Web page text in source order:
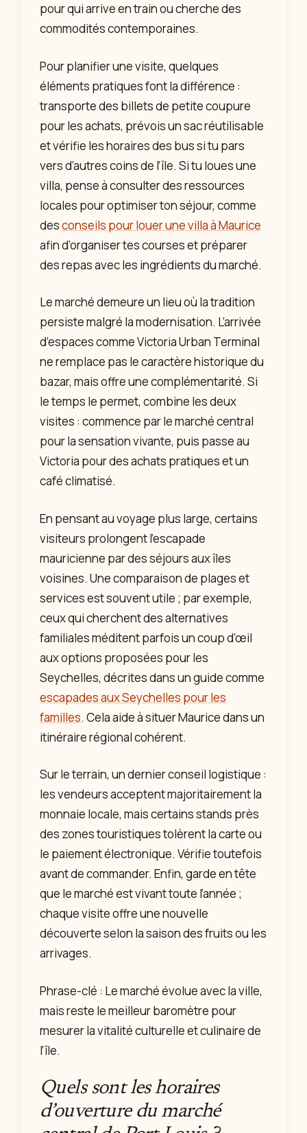
pour qui arrive en train ou cherche des
commodités contemporaines.
Pour planifier une visite, quelques
éléments pratiques font la différence :
transporte des billets de petite coupure
pour les achats, prévois un sac réutilisable
et vérifie les horaires des bus si tu pars
vers d’autres coins de l’île. Si tu loues une
villa, pense à consulter des ressources
locales pour optimiser ton séjour, comme
desconseils pour louer une villa à Maurice
afin d’organiser tes courses et préparer
des repas avec les ingrédients du marché.
Le marché demeure un lieu où la tradition
persiste malgré la modernisation. L’arrivée
d’espaces comme Victoria Urban Terminal
ne remplace pas le caractère historique du
bazar, mais offre une complémentarité. Si
le temps le permet, combine les deux
visites : commence par le marché central
pour la sensation vivante, puis passe au
Victoria pour des achats pratiques et un
café climatisé.
En pensant au voyage plus large, certains
visiteurs prolongent l’escapade
mauricienne par des séjours aux îles
voisines. Une comparaison de plages et
services est souvent utile ; par exemple,
ceux qui cherchent des alternatives
familiales méditent parfois un coup d’œil
aux options proposées pour les
Seychelles, décrites dans un guide comme
escapades aux Seychelles pour les
familles. Cela aide à situer Maurice dans un
itinéraire régional cohérent.
Sur le terrain, un dernier conseil logistique :
les vendeurs acceptent majoritairement la
monnaie locale, mais certains stands près
des zones touristiques tolèrent la carte ou
le paiement électronique. Vérifie toutefois
avant de commander. Enfin, garde en tête
que le marché est vivant toute l’année ;
chaque visite offre une nouvelle
découverte selon la saison des fruits ou les
arrivages.
Phrase-clé : Le marché évolue avec la ville,
mais reste le meilleur baromètre pour
mesurer la vitalité culturelle et culinaire de
l’île.
Quels sont les horaires
d’ouverture du marché